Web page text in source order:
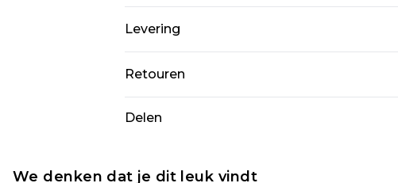
Levering
Standaardlevering Nederland
Expressdienst Nederland
Alle belastingen en btw binnen de eu
Retouren
cosmetica, piercingsieraden,
Delen
We denken dat je dit leuk vindt